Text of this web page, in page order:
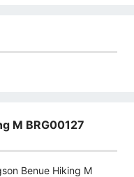
M BRG00127
Benue Hiking M